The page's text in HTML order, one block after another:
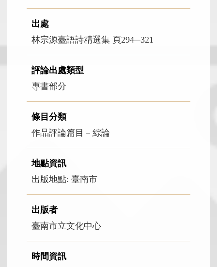
出處
林宗源臺語詩精選集 頁294─321
評論出處類型
專書部分
條目分類
作品評論篇目－綜論
地點資訊
出版地點: 臺南市
出版者
臺南市立文化中心
時間資訊